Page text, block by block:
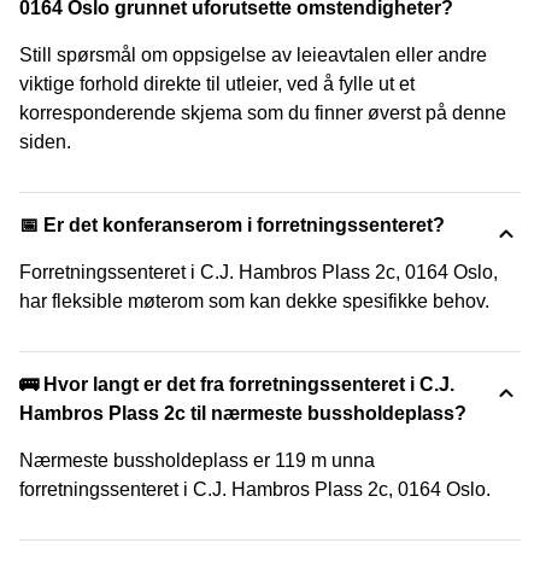
0164 Oslo grunnet uforutsette omstendigheter?
Still spørsmål om oppsigelse av leieavtalen eller andre
viktige forhold direkte til utleier, ved å fylle ut et
korresponderende skjema som du finner øverst på denne
siden.
📅 Er det konferanserom i forretningssenteret?
Forretningssenteret i C.J. Hambros Plass 2c, 0164 Oslo,
har fleksible møterom som kan dekke spesifikke behov.
🚌 Hvor langt er det fra forretningssenteret i C.J.
Hambros Plass 2c til nærmeste bussholdeplass?
Nærmeste bussholdeplass er 119 m unna
forretningssenteret i C.J. Hambros Plass 2c, 0164 Oslo.